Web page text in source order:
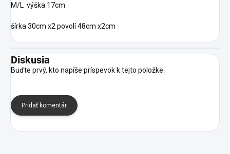
M/L výška 17cm
šírka 30cm x2 povolí 48cm x2cm
Diskusia
Buďte prvý, kto napíše príspevok k tejto položke.
Pridať komentár